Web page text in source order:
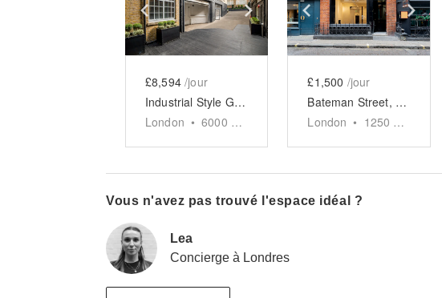
Show previous slideShow next slide
£8,594 /jour
Industrial Style Gallery, Soho
London • 6000
Show previous slide
£1,500 /jour
Bateman Street, Soho - The Gallery
London • 1250
Vous n'avez pas trouvé l'espace idéal ?
Lea
Concierge à Londres